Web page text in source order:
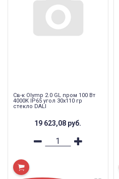
Св-к Olymp 2.0 GL пром 100 Вт
4000К IP65 угол 30x110 гр
стекло DALI
19 623,08 руб.